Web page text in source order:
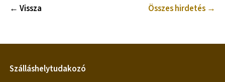
← Vissza Összes hirdetés →
Szálláshelytudakozó